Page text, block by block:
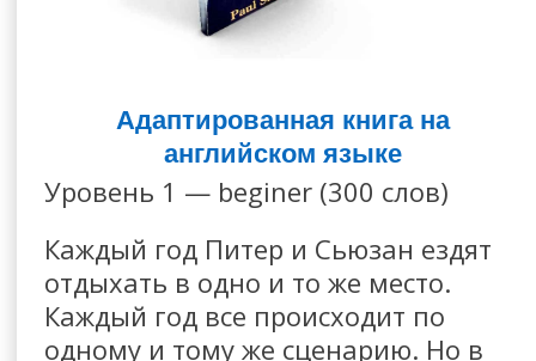
Адаптированная книга на
английском языке
Уровень 1 — beginer (300 слов)
Каждый год Питер и Сьюзан ездят
отдыхать в одно и то же место.
Каждый год все происходит по
одному и тому же сценарию. Но в